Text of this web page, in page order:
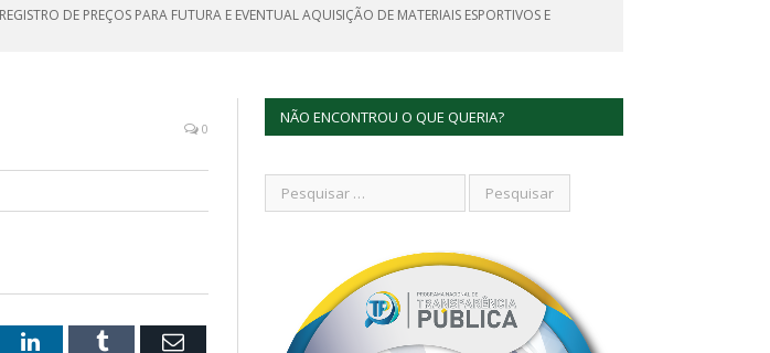
DE PREÇOS PARA FUTURA E EVENTUAL AQUISIÇÃO DE MATERIAIS ESPORTIVOS E
0
LinkedInTumblr Email
NÃO ENCONTROU O QUE QUERIA?